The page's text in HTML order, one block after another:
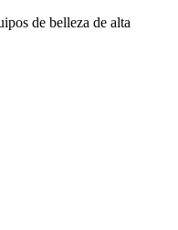
de belleza de alta